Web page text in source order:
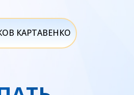
КАРТАВЕНКО